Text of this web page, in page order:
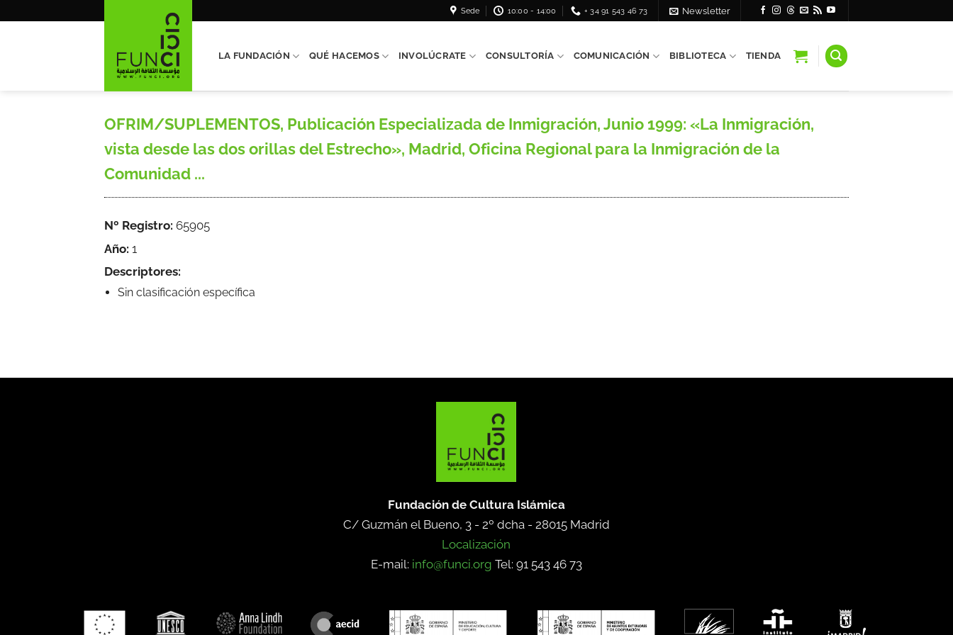
Sede 10:00 - 14:00 + 34 91 543 46 73 Newsletter
LA FUNDACIÓN QUÉ HACEMOS INVOLÚCRATE CONSULTORÍA COMUNICACIÓN BIBLIOTECA TIENDA
OFRIM/SUPLEMENTOS, Publicación Especializada de Inmigración, Junio 1999: «La Inmigración,
vista desde las dos orillas del Estrecho», Madrid, Oficina Regional para la Inmigración de la
Comunidad ...
Nº Registro: 65905
Año: 1
Descriptores:
Sin clasificación específica
Fundación de Cultura Islámica
C/ Guzmán el Bueno, 3 - 2º dcha - 28015 Madrid
Localización
E-mail: info@funci.org Tel: 91 543 46 73